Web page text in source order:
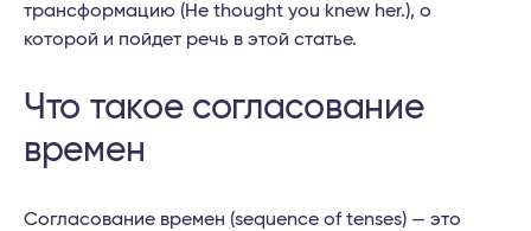
трансформацию (He thought you knew her.), о
которой и пойдет речь в этой статье.
Что такое согласование
времен
Согласование времен (sequence of tenses) — это